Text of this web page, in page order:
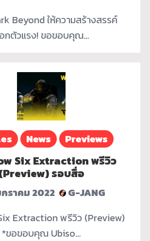
Beyond ให้ความสร้างสรรค์
กตัวแรง! ขอขอบคุณ…
News Previews
Six Extraction พรีวิว
รอบสื่อ
ราคม 2022
G-JANG
Extraction พรีวิว (Preview)
*ขอขอบคุณ Ubiso…